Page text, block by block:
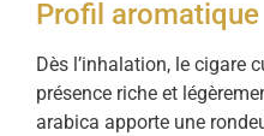
Profil aromatique
Dès l’inhalation, le cigare
présence riche et
arabica apporte une